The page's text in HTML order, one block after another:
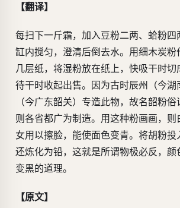
【翻译】
每扫下一斤霜，加入豆粉二两、蛤粉四
缸内搅匀，澄清后倒去水。用细木炭粉
几层纸，将湿粉放在纸上，快吸干时切
待干时收起出售。因为古时辰州（今湖
（今广东韶关）专造此物，故名韶粉
则各省都广为制造。用这种粉画画，则
女用以擦脸，能使面色变青。将胡粉投
还炼化为铅，这就是所谓物极必反，颜
变黑的道理。
【原文】